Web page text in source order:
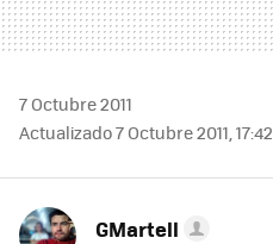
7 Octubre 2011
Actualizado 7 Octubre 2011, 17:42
GMartell